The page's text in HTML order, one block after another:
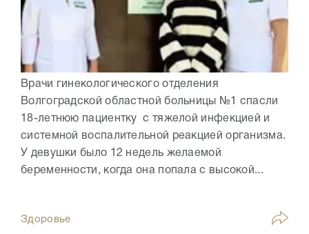
Врачи гинекологического отделения
Волгоградской областной больницы №1 спасли
18-летнюю пациентку с тяжелой инфекцией и
системной воспалительной реакцией организма.
У девушки было 12 недель желаемой
беременности, когда она попала с высокой...
Здоровье